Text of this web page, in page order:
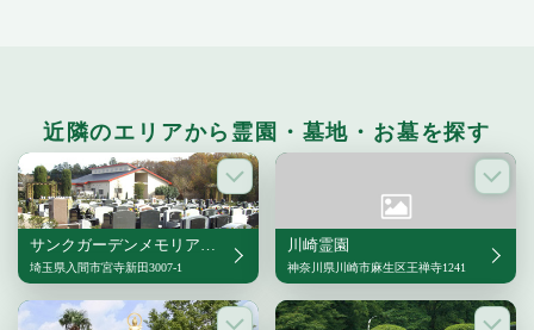
近隣のエリアから霊園・墓地・お墓を探す
埼玉県入間市宮寺新田3007-1
川崎霊園
神奈川県川崎市麻生区王禅寺1241